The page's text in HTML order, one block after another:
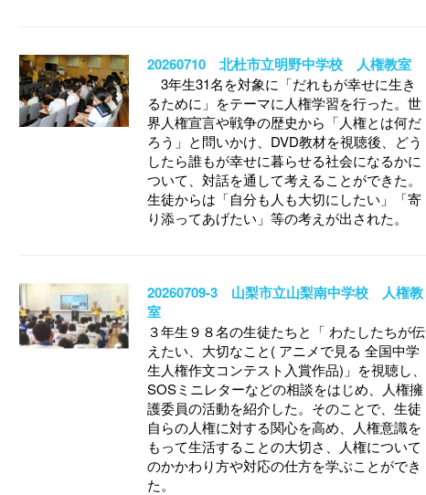
20260710 北杜市立明野中学校 人権教室
3年生31名を対象に「だれもが幸せに生き
るために」をテーマに人権学習を行った。世
界人権宣言や戦争の歴史から「人権とは何だ
ろう」と問いかけ、DVD教材を視聴後、どう
したら誰もが幸せに暮らせる社会になるかに
ついて、対話を通して考えることができた。
生徒からは「自分も人も大切にしたい」「寄
り添ってあげたい」等の考えが出された。
20260709-3 山梨市立山梨南中学校 人権教
室
３年生９８名の生徒たちと「 わたしたちが伝
えたい、大切なこと( アニメで見る 全国中学
生人権作文コンテスト入賞作品)」を視聴し、
SOSミニレターなどの相談をはじめ、人権擁
護委員の活動を紹介した。そのことで、生徒
自らの人権に対する関心を高め、人権意識を
もって生活することの大切さ、人権について
のかかわり方や対応の仕方を学ぶことができ
た。